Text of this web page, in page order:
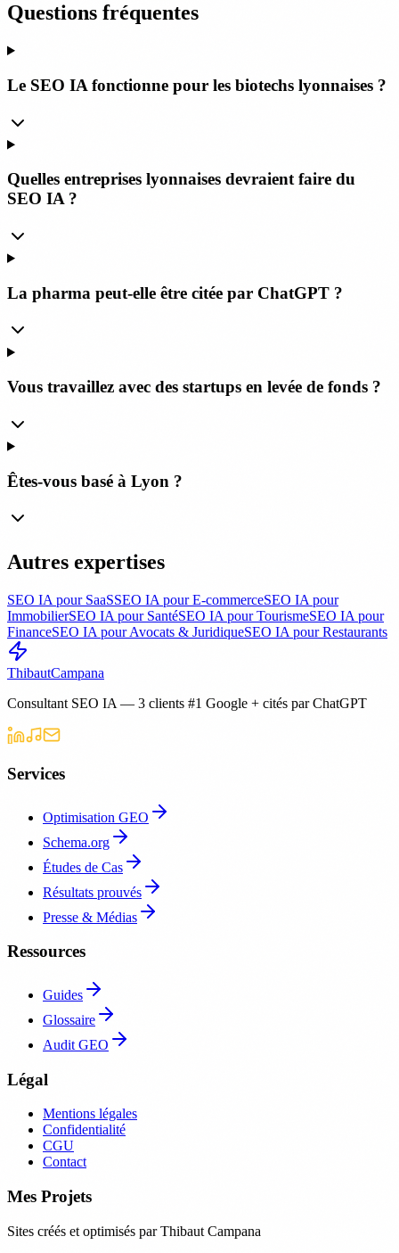
Questions fréquentes
Le SEO IA fonctionne pour les biotechs lyonnaises ?
Quelles entreprises lyonnaises devraient faire du
SEO IA ?
La pharma peut-elle être citée par ChatGPT ?
Vous travaillez avec des startups en levée de fonds ?
Êtes-vous basé à Lyon ?
Autres expertises
SEO IA pour SaaSSEO IA pour E-commerceSEO IA pour
ImmobilierSEO IA pour SantéSEO IA pour TourismeSEO IA pour
FinanceSEO IA pour Avocats & JuridiqueSEO IA pour Restaurants
ThibautCampana
Consultant SEO IA — 3 clients #1 Google + cités par ChatGPT
Services
Optimisation GEO
Schema.org
Études de Cas
Résultats prouvés
Presse & Médias
Ressources
Guides
Glossaire
Audit GEO
Légal
Mentions légales
Confidentialité
CGU
Contact
Mes Projets
Sites créés et optimisés par Thibaut Campana